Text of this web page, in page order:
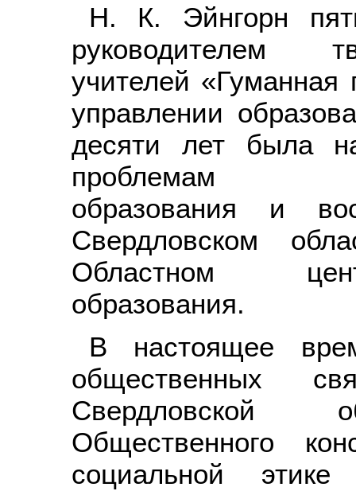
Н. К. Эйнгорн
руководителем
учителей «Гуманная
управлении
десяти лет была
проблемам
образования и
Свердловском
Областном
образования.
В настоящее
общественных
Свердловской
Общественного
социальной